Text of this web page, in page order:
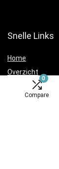
0
Compare
Snelle Links
Home
Overzicht